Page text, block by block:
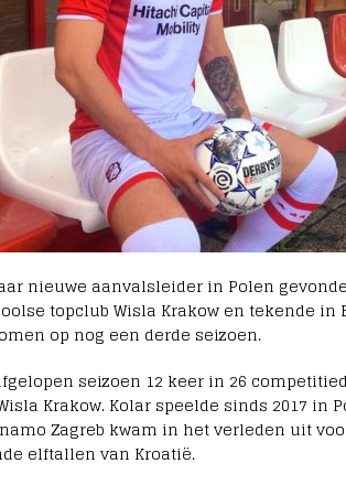
nieuwe aanvalsleider in Polen
topclub Wisla Krakow en tekende
op nog een derde seizoen.
seizoen 12 keer in 26
Krakow. Kolar speelde sinds 2017 in
Zagreb kwam in het verleden uit
elftallen van Kroatië.